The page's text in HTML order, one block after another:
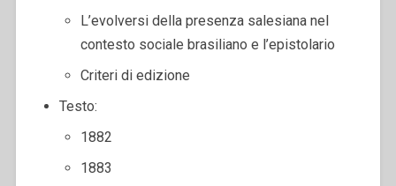
L’evolversi della presenza salesiana nel
contesto sociale brasiliano e l’epistolario
Criteri di edizione
Testo:
1882
1883